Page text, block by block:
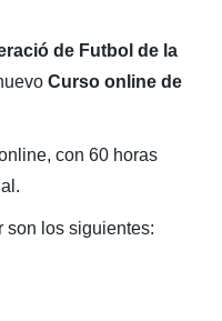
de Futbol de la
Curso online de
con 60 horas
son los siguientes: